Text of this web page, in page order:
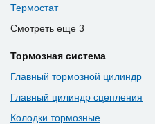
Термостат
Смотреть еще 3
Тормозная система
Главный тормозной цилиндр
Главный цилиндр сцепления
Колодки тормозные